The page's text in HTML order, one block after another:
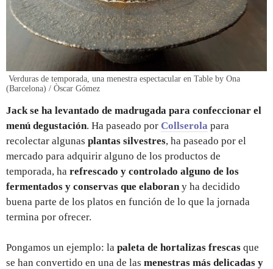
Verduras de temporada, una menestra espectacular en Table by Ona
(Barcelona) / Òscar Gómez
Jack se ha levantado de madrugada para confeccionar el
menú degustación. Ha paseado por Collserola para
recolectar algunas plantas silvestres, ha paseado por el
mercado para adquirir alguno de los productos de
temporada, ha refrescado y controlado alguno de los
fermentados y conservas que elaborany ha decidido
buena parte de los platos en función de lo que la jornada
termina por ofrecer.
Pongamos un ejemplo: la paleta de hortalizas frescas que
se han convertido en una de las menestras más delicadas y